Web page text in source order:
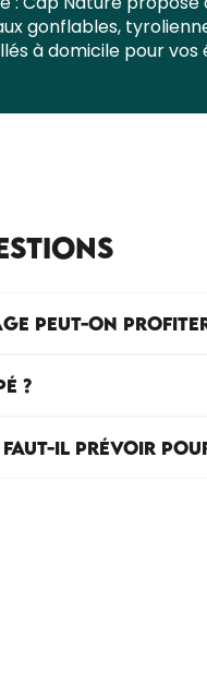
gonflables,
à domicile pour vos
PEUT-ON
?
IL PRÉVOIR